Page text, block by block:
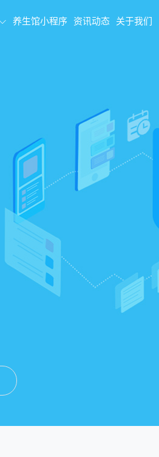
养生馆小程序 资讯动态 关于我们